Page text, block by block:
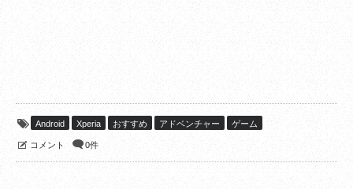
Android Xperia おすすめ アドベンチャー ゲーム
コメント 0件